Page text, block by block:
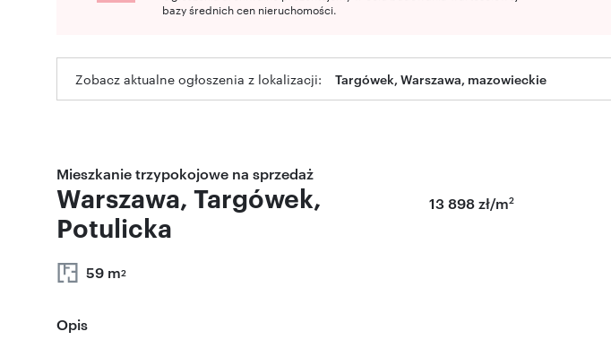
bazy średnich cen nieruchomości.
Zobacz aktualne ogłoszenia z lokalizacji: Targówek, Warszawa, mazowieckie
Mieszkanie trzypokojowe na sprzedaż
Warszawa, Targówek,
Potulicka
59 m2
13 898 zł/m2
Opis